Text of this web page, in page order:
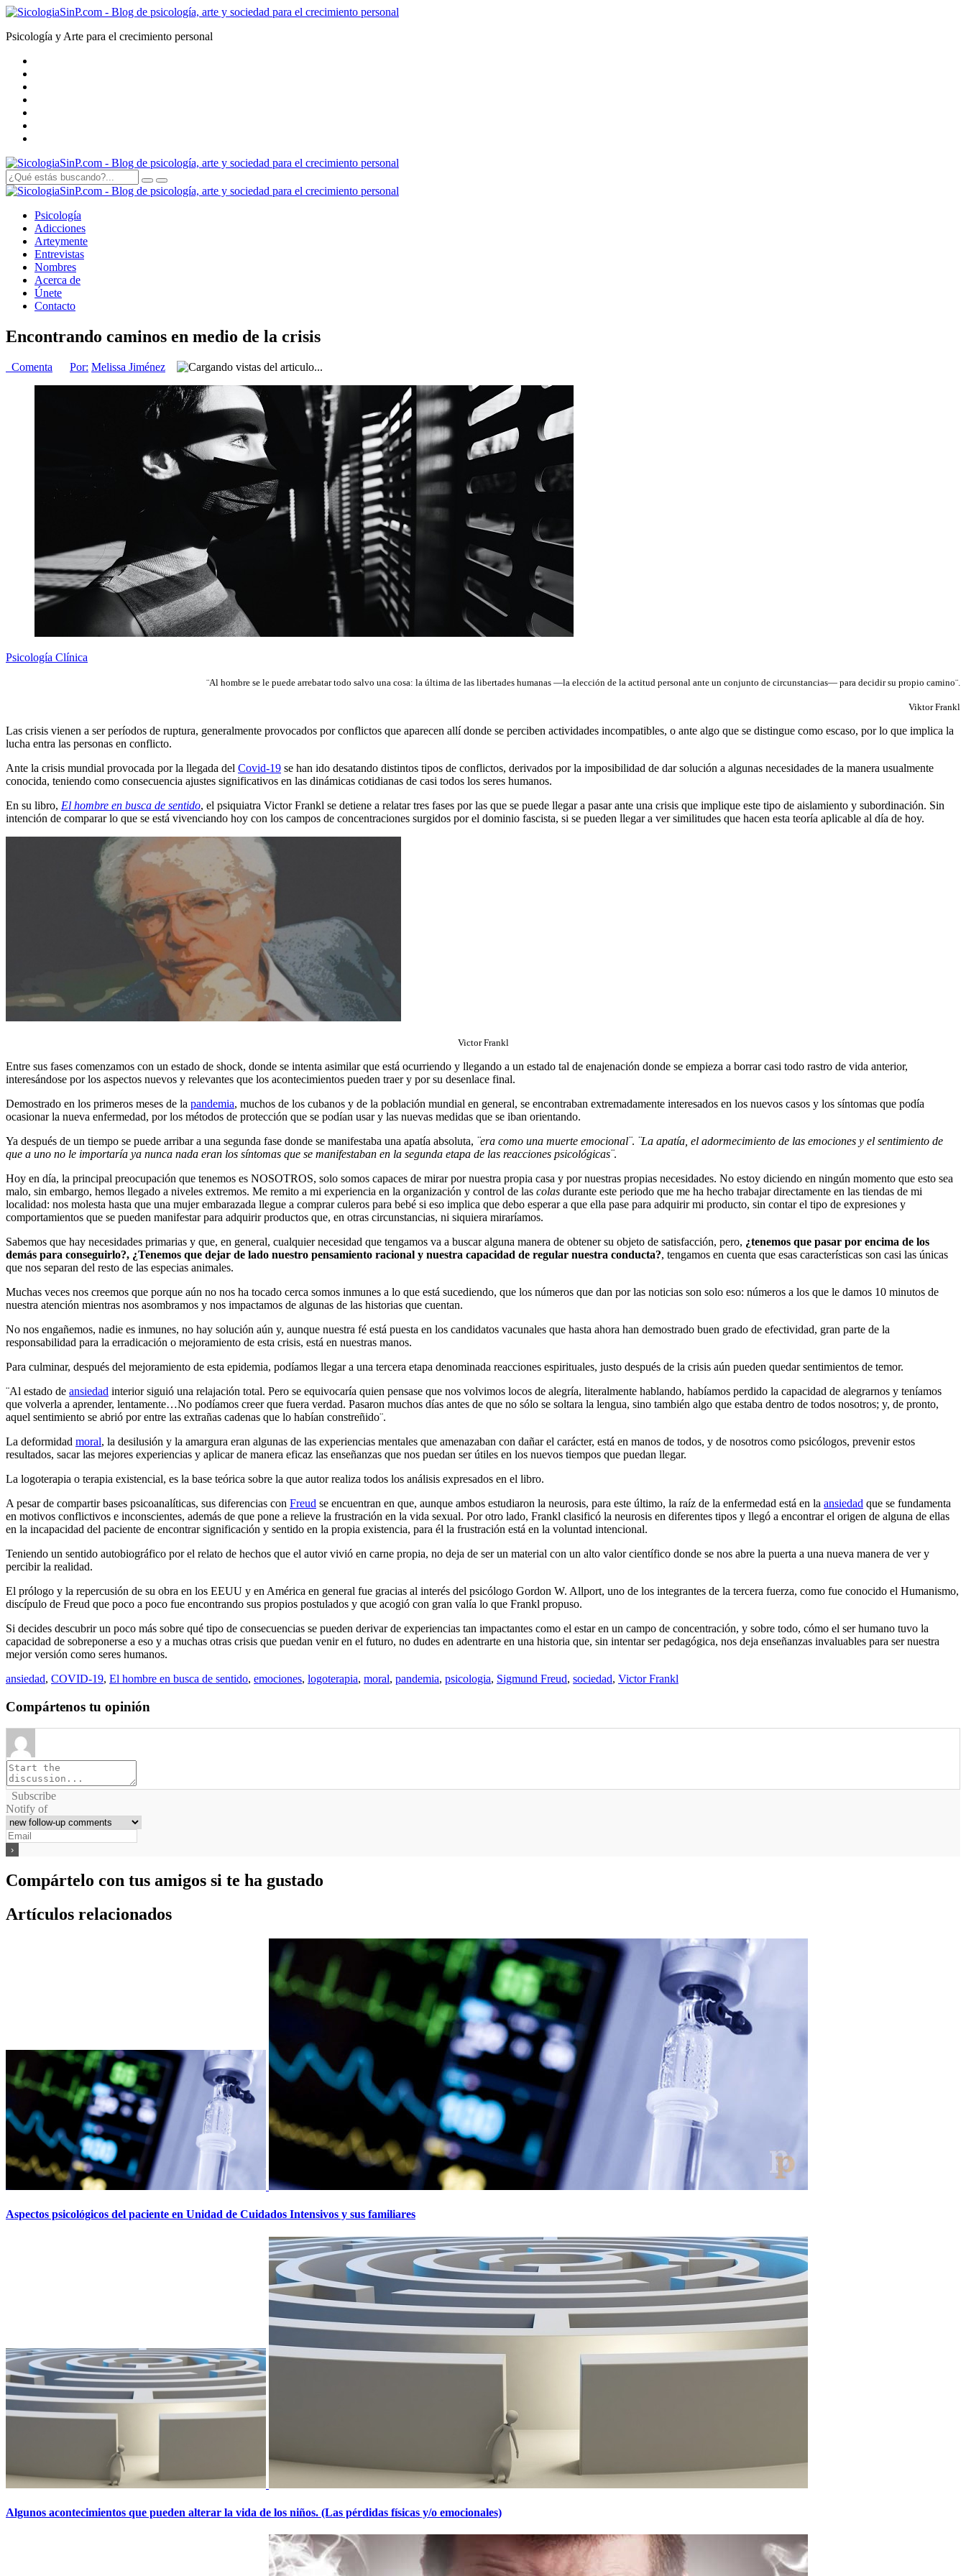
Psicología y Arte para el crecimiento personal
Psicología
Adicciones
Arteymente
Entrevistas
Nombres
Acerca de
Únete
Contacto
Encontrando caminos en medio de la crisis
Comenta Por: Melissa Jiménez
Psicología Clínica
¨Al hombre se le puede arrebatar todo salvo una cosa: la última de las libertades humanas —la elección de la actitud personal ante un conjunto de circunstancias— para decidir su propio camino¨.
Viktor Frankl
Las crisis vienen a ser períodos de ruptura, generalmente provocados por conflictos que aparecen allí donde se perciben actividades incompatibles, o ante algo que se distingue como escaso, por lo que implica la
lucha entra las personas en conflicto.
Ante la crisis mundial provocada por la llegada del Covid-19 se han ido desatando distintos tipos de conflictos, derivados por la imposibilidad de dar solución a algunas necesidades de la manera usualmente
conocida, teniendo como consecuencia ajustes significativos en las dinámicas cotidianas de casi todos los seres humanos.
En su libro, El hombre en busca de sentido, el psiquiatra Victor Frankl se detiene a relatar tres fases por las que se puede llegar a pasar ante una crisis que implique este tipo de aislamiento y subordinación. Sin
intención de comparar lo que se está vivenciando hoy con los campos de concentraciones surgidos por el dominio fascista, si se pueden llegar a ver similitudes que hacen esta teoría aplicable al día de hoy.
Victor Frankl
Entre sus fases comenzamos con un estado de shock, donde se intenta asimilar que está ocurriendo y llegando a un estado tal de enajenación donde se empieza a borrar casi todo rastro de vida anterior,
interesándose por los aspectos nuevos y relevantes que los acontecimientos pueden traer y por su desenlace final.
Demostrado en los primeros meses de la pandemia, muchos de los cubanos y de la población mundial en general, se encontraban extremadamente interesados en los nuevos casos y los síntomas que podía
ocasionar la nueva enfermedad, por los métodos de protección que se podían usar y las nuevas medidas que se iban orientando.
Ya después de un tiempo se puede arribar a una segunda fase donde se manifestaba una apatía absoluta, ¨era como una muerte emocional¨. ¨La apatía, el adormecimiento de las emociones y el sentimiento de
que a uno no le importaría ya nunca nada eran los síntomas que se manifestaban en la segunda etapa de las reacciones psicológicas¨.
Hoy en día, la principal preocupación que tenemos es NOSOTROS, solo somos capaces de mirar por nuestra propia casa y por nuestras propias necesidades. No estoy diciendo en ningún momento que esto sea
malo, sin embargo, hemos llegado a niveles extremos. Me remito a mi experiencia en la organización y control de las colas durante este periodo que me ha hecho trabajar directamente en las tiendas de mi
localidad: nos molesta hasta que una mujer embarazada llegue a comprar culeros para bebé si eso implica que debo esperar a que ella pase para adquirir mi producto, sin contar el tipo de expresiones y
comportamientos que se pueden manifestar para adquirir productos que, en otras circunstancias, ni siquiera miraríamos.
Sabemos que hay necesidades primarias y que, en general, cualquier necesidad que tengamos va a buscar alguna manera de obtener su objeto de satisfacción, pero, ¿tenemos que pasar por encima de los
demás para conseguirlo?, ¿Tenemos que dejar de lado nuestro pensamiento racional y nuestra capacidad de regular nuestra conducta?, tengamos en cuenta que esas características son casi las únicas
que nos separan del resto de las especias animales.
Muchas veces nos creemos que porque aún no nos ha tocado cerca somos inmunes a lo que está sucediendo, que los números que dan por las noticias son solo eso: números a los que le damos 10 minutos de
nuestra atención mientras nos asombramos y nos impactamos de algunas de las historias que cuentan.
No nos engañemos, nadie es inmunes, no hay solución aún y, aunque nuestra fé está puesta en los candidatos vacunales que hasta ahora han demostrado buen grado de efectividad, gran parte de la
responsabilidad para la erradicación o mejoramiento de esta crisis, está en nuestras manos.
Para culminar, después del mejoramiento de esta epidemia, podíamos llegar a una tercera etapa denominada reacciones espirituales, justo después de la crisis aún pueden quedar sentimientos de temor.
¨Al estado de ansiedad interior siguió una relajación total. Pero se equivocaría quien pensase que nos volvimos locos de alegría, literalmente hablando, habíamos perdido la capacidad de alegrarnos y teníamos
que volverla a aprender, lentamente…No podíamos creer que fuera verdad. Pasaron muchos días antes de que no sólo se soltara la lengua, sino también algo que estaba dentro de todos nosotros; y, de pronto,
aquel sentimiento se abrió por entre las extrañas cadenas que lo habían constreñido¨.
La deformidad moral, la desilusión y la amargura eran algunas de las experiencias mentales que amenazaban con dañar el carácter, está en manos de todos, y de nosotros como psicólogos, prevenir estos
resultados, sacar las mejores experiencias y aplicar de manera eficaz las enseñanzas que nos puedan ser útiles en los nuevos tiempos que puedan llegar.
La logoterapia o terapia existencial, es la base teórica sobre la que autor realiza todos los análisis expresados en el libro.
A pesar de compartir bases psicoanalíticas, sus diferencias con Freud se encuentran en que, aunque ambos estudiaron la neurosis, para este último, la raíz de la enfermedad está en la ansiedad que se fundamenta
en motivos conflictivos e inconscientes, además de que pone a relieve la frustración en la vida sexual. Por otro lado, Frankl clasificó la neurosis en diferentes tipos y llegó a encontrar el origen de alguna de ellas
en la incapacidad del paciente de encontrar significación y sentido en la propia existencia, para él la frustración está en la voluntad intencional.
Teniendo un sentido autobiográfico por el relato de hechos que el autor vivió en carne propia, no deja de ser un material con un alto valor científico donde se nos abre la puerta a una nueva manera de ver y
percibir la realidad.
El prólogo y la repercusión de su obra en los EEUU y en América en general fue gracias al interés del psicólogo Gordon W. Allport, uno de los integrantes de la tercera fuerza, como fue conocido el Humanismo,
discípulo de Freud que poco a poco fue encontrando sus propios postulados y que acogió con gran valía lo que Frankl propuso.
Si decides descubrir un poco más sobre qué tipo de consecuencias se pueden derivar de experiencias tan impactantes como el estar en un campo de concentración, y sobre todo, cómo el ser humano tuvo la
capacidad de sobreponerse a eso y a muchas otras crisis que puedan venir en el futuro, no dudes en adentrarte en una historia que, sin intentar ser pedagógica, nos deja enseñanzas invaluables para ser nuestra
mejor versión como seres humanos.
ansiedad, COVID-19, El hombre en busca de sentido, emociones, logoterapia, moral, pandemia, psicologia, Sigmund Freud, sociedad, Victor Frankl
Compártenos tu opinión
Subscribe
Notify of
Compártelo con tus amigos si te ha gustado
Artículos relacionados
Aspectos psicológicos del paciente en Unidad de Cuidados Intensivos y sus familiares
Algunos acontecimientos que pueden alterar la vida de los niños. (Las pérdidas físicas y/o emocionales)